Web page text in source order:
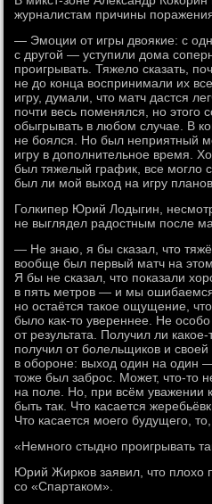
журналистам причины
— Эмоции от игры двоякие: с
с другой — уступили дома
проигрывать. Тяжело сказать,
не до конца воспринимали их
игру, думали, что матч дастся
почти весь поменялся, но этого
обыгрывать в любом случае. В
не боялся. Но был неприятный
игру в дополнительное время.
был тяжелый график, все могло
был ли мой выход на игру
Голкипер Юрий Лодыгин,
не выглядел радостным после
— Не знаю, я бы сказал, что
вообще был первый матч на
Я бы не сказал, что показали
в пять метров — и мы
но остаётся такое ощущение,
было как-то увереннее. Не особо
от результата. Получил ли
получил от болельщиков и
в обороне: выход один на один
тоже был заброс. Может, что-то
на поле. Но, при всём уважении
быть так. Что касается
Что касается моего будущего, то,
«Немного стыдно проигрывать
Юрий Жирков заявил, что плохо
со «Спартаком».